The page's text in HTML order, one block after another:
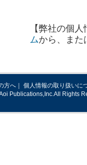
【弊社の個
ムから、また
方へ ｜ 個人情報の取り扱いに
Publications,Inc.All Rights